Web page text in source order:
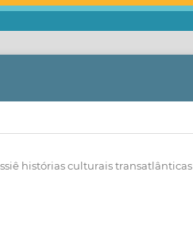
histórias culturais transatlânticas